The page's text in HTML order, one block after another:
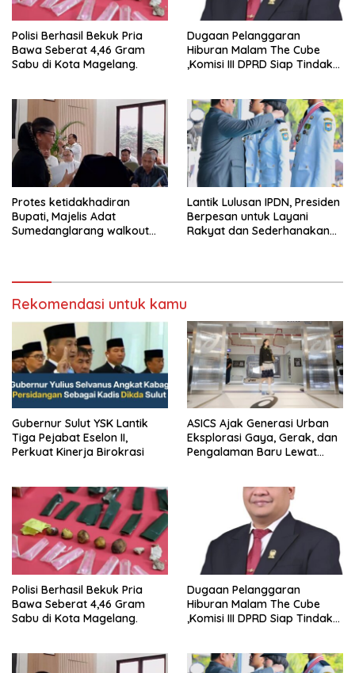
Polisi Berhasil Bekuk Pria
Bawa Seberat 4,46 Gram
Sabu di Kota Magelang.
Dugaan Pelanggaran
Hiburan Malam The Cube
,Komisi III DPRD Siap Tindak
Protes ketidakhadiran
Bupati, Majelis Adat
Sumedanglarang walkout
Lantik Lulusan IPDN, Presiden
Berpesan untuk Layani
Rakyat dan Sederhanakan
Rekomendasi untuk kamu
Gubernur Sulut YSK Lantik
Tiga Pejabat Eselon II,
Perkuat Kinerja Birokrasi
ASICS Ajak Generasi Urban
Eksplorasi Gaya, Gerak, dan
Pengalaman Baru Lewat
Polisi Berhasil Bekuk Pria
Bawa Seberat 4,46 Gram
Sabu di Kota Magelang.
Dugaan Pelanggaran
Hiburan Malam The Cube
,Komisi III DPRD Siap Tindak